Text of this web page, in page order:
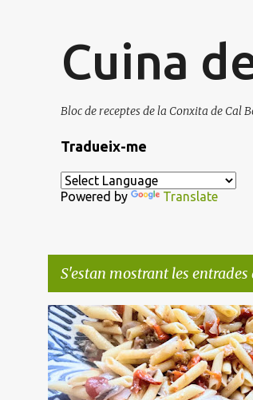
Cuina
Bloc de receptes de la Conxita de Cal
Tradueix-me
Powered by Translate
S'estan mostrant les
E
n
t
AMANIDA ANXOVES ESCALIVADA